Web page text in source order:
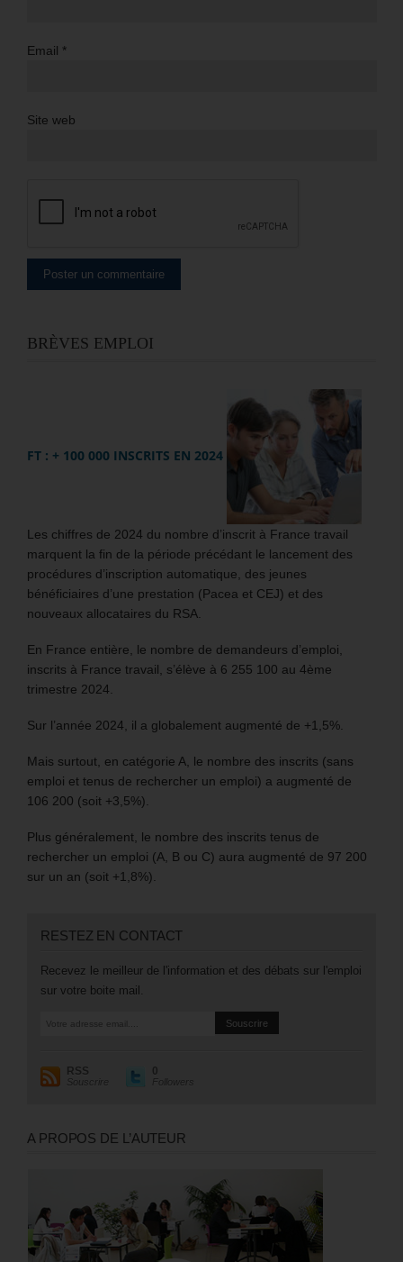
Email *
Site web
BRÈVES EMPLOI
FT : + 100 000 INSCRITS EN 2024
Les chiffres de 2024 du nombre d’inscrit à France travail
marquent la fin de la période précédant le lancement des
procédures d’inscription automatique, des jeunes
bénéficiaires d’une prestation (Pacea et CEJ) et des
nouveaux allocataires du RSA.
En France entière, le nombre de demandeurs d’emploi,
inscrits à France travail, s’élève à 6 255 100 au 4ème
trimestre 2024.
Sur l’année 2024, il a globalement augmenté de +1,5%.
Mais surtout, en catégorie A, le nombre des inscrits (sans
emploi et tenus de rechercher un emploi) a augmenté de
106 200 (soit +3,5%).
Plus généralement, le nombre des inscrits tenus de
rechercher un emploi (A, B ou C) aura augmenté de 97 200
sur un an (soit +1,8%).
RESTEZ EN CONTACT
Recevez le meilleur de l'information et des débats sur l'emploi
sur votre boite mail.
RSS
Souscrire
0
Followers
A PROPOS DE L’AUTEUR